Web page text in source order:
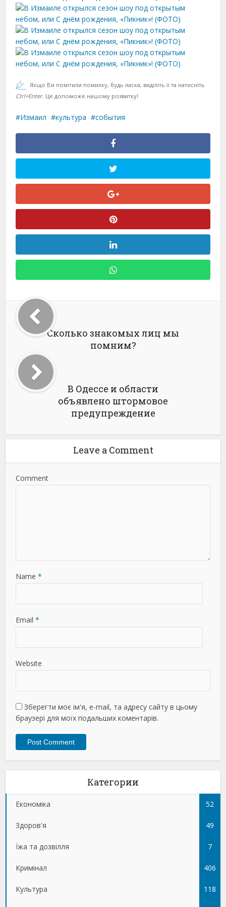
Якщо Ви помітили помилку, будь ласка, виділіть її та натисніть
Ctrl+Enter. Це допоможе нашому розвитку!
Измаил культура события
Сколько знакомых лиц мы
помним?
В Одессе и области
объявлено штормовое
предупреждение
Leave a Comment
Comment
Name *
Email *
Website
Зберегти моє ім'я, e-mail, та адресу сайту в цьому
браузері для моїх подальших коментарів.
Категории
Економіка 52
Здоров'я 49
Їжа та дозвілля 7
Кримінал 406
Культура 118